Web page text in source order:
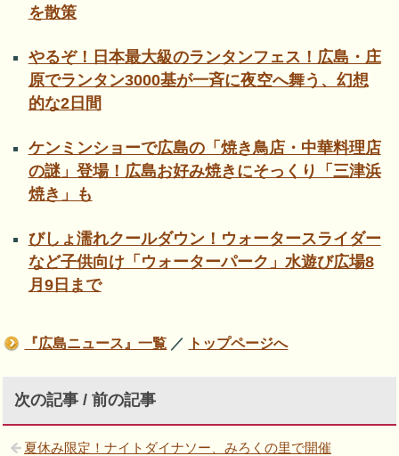
を散策
やるぞ！日本最大級のランタンフェス！広島・庄
原でランタン3000基が一斉に夜空へ舞う、幻想
的な2日間
ケンミンショーで広島の「焼き鳥店・中華料理店
の謎」登場！広島お好み焼きにそっくり「三津浜
焼き」も
びしょ濡れクールダウン！ウォータースライダー
など子供向け「ウォーターパーク」水遊び広場8
月9日まで
『広島ニュース』一覧 ／ トップページへ
次の記事 / 前の記事
夏休み限定！ナイトダイナソー、みろくの里で開催